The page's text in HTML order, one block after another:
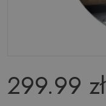
299.99 zł